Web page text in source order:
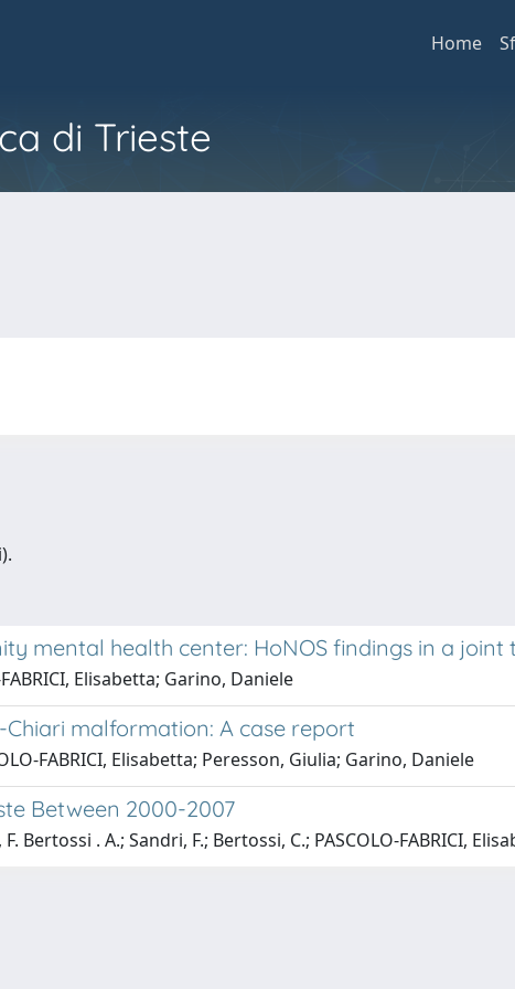
Home
di Trieste
mental health center: HoNOS findings in a
Elisabetta; Garino, Daniele
malformation: A case report
FABRICI, Elisabetta; Peresson, Giulia; Garino, Daniele
Between 2000-2007
. A.; Sandri, F.; Bertossi, C.; PASCOLO-FABRICI,